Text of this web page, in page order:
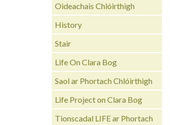
Oideachais Chlóirthigh
History
Stair
Life On Clara Bog
Saol ar Phortach Chlóirthigh
Life Project on Clara Bog
Tionscadal LIFE ar Phortach